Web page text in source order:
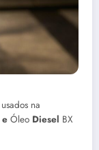
usados na
e Óleo Diesel BX